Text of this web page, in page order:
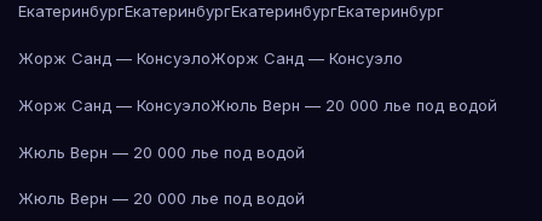
ЕкатеринбургЕкатеринбургЕкатеринбургЕкатеринбург
Жорж Санд — КонсуэлоЖорж Санд — Консуэло
Жорж Санд — КонсуэлоЖюль Верн — 20 000 лье под водой
Жюль Верн — 20 000 лье под водой
Жюль Верн — 20 000 лье под водой